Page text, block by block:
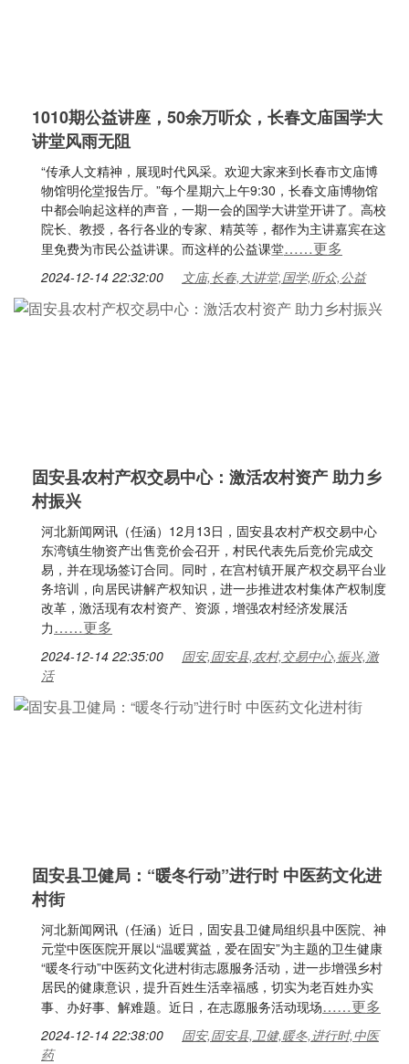
1010期公益讲座，50余万听众，长春文庙国学大
讲堂风雨无阻
“传承人文精神，展现时代风采。欢迎大家来到长春市文庙博
物馆明伦堂报告厅。”每个星期六上午9:30，长春文庙博物馆
中都会响起这样的声音，一期一会的国学大讲堂开讲了。高校
院长、教授，各行各业的专家、精英等，都作为主讲嘉宾在这
里免费为市民公益讲课。而这样的公益课堂……更多
2024-12-14 22:32:00 文庙,长春,大讲堂,国学,听众,公益
固安县农村产权交易中心：激活农村资产 助力乡
村振兴
河北新闻网讯（任涵）12月13日，固安县农村产权交易中心
东湾镇生物资产出售竞价会召开，村民代表先后竞价完成交
易，并在现场签订合同。同时，在宫村镇开展产权交易平台业
务培训，向居民讲解产权知识，进一步推进农村集体产权制度
改革，激活现有农村资产、资源，增强农村经济发展活
力……更多
2024-12-14 22:35:00
固安,固安县,农村,交易中心,振兴,激
活
固安县卫健局：“暖冬行动”进行时 中医药文化进
村街
河北新闻网讯（任涵）近日，固安县卫健局组织县中医院、神
元堂中医医院开展以“温暖冀益，爱在固安”为主题的卫生健康
“暖冬行动”中医药文化进村街志愿服务活动，进一步增强乡村
居民的健康意识，提升百姓生活幸福感，切实为老百姓办实
事、办好事、解难题。近日，在志愿服务活动现场……更多
2024-12-14 22:38:00
固安,固安县,卫健,暖冬,进行时,中医
药